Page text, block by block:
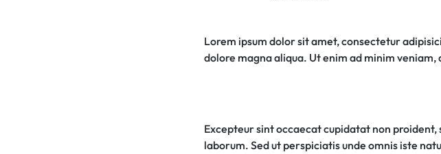
Lorem ipsum dolor sit amet, consectetur
dolore magna aliqua. Ut enim ad minim
Excepteur sint occaecat cupidatat non
laborum. Sed ut perspiciatis unde omnis iste